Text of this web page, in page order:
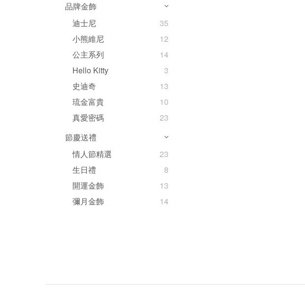
品牌金飾
迪士尼
35
小熊維尼
12
公主系列
14
Hello Kitty
3
史迪奇
13
琉金富貴
10
真愛密碼
23
節慶送禮
情人節精選
23
生日禮
8
開運金飾
13
彌月金飾
14